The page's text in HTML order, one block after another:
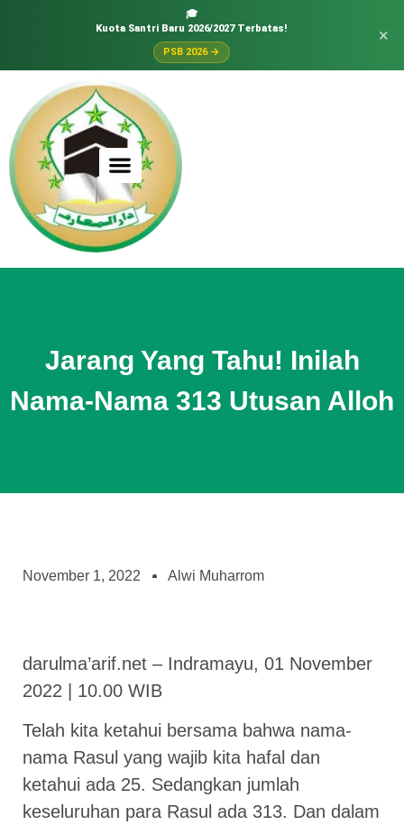
🎓
Kuota Santri Baru 2026/2027 Terbatas!
PSB 2026 →
×
Jarang Yang Tahu! Inilah
Nama-Nama 313 Utusan Alloh
November 1, 2022 Alwi Muharrom
darulma’arif.net – Indramayu, 01 November
2022 | 10.00 WIB
Telah kita ketahui bersama bahwa nama-
nama Rasul yang wajib kita hafal dan
ketahui ada 25. Sedangkan jumlah
keseluruhan para Rasul ada 313. Dan dalam